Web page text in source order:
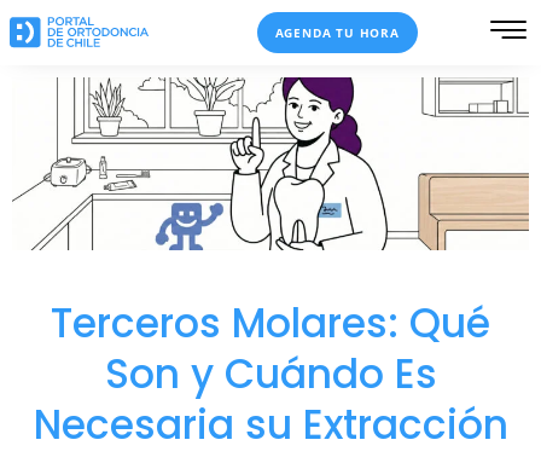
AGENDA TU HORA
Terceros Molares: Qué
Son y Cuándo Es
Necesaria su Extracción